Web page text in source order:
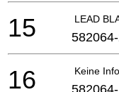
LEAD
15
Keine
16